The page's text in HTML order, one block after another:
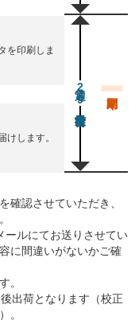
を印刷しま
けします。
通常29営業日後出荷
確認させていただき、
ールにてお送りさせてい
に間違いがないかご確
。
出荷となります（校正
。